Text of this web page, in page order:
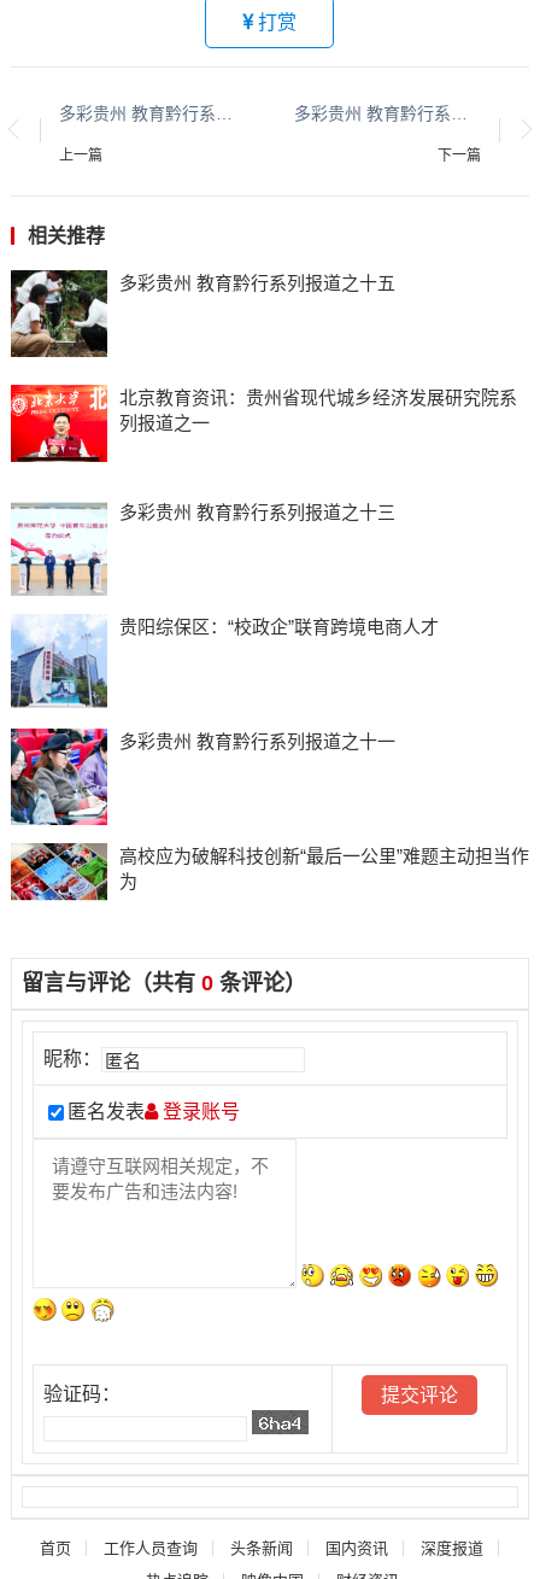
打赏
多彩贵州 教育黔行系列报道之七
上一篇
多彩贵州 教育黔行系列报道之九
下一篇
相关推荐
多彩贵州 教育黔行系列报道之十五
北京教育资讯：贵州省现代城乡经济发展研究院系
列报道之一
多彩贵州 教育黔行系列报道之十三
贵阳综保区：“校政企”联育跨境电商人才
多彩贵州 教育黔行系列报道之十一
高校应为破解科技创新“最后一公里”难题主动担当作
为
留言与评论（共有 0条评论）
昵称：
匿名发表 登录账号
验证码：
首页 工作人员查询 头条新闻 国内资讯
深度报道